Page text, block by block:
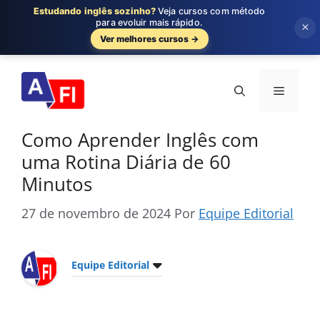
para
conteúdo
Menu
Como Aprender Inglês com
uma Rotina Diária de 60
Minutos
27 de novembro de 2024 Por Equipe Editorial
Equipe Editorial
Estudando inglês sozinho? Veja cursos com método
para evoluir mais rápido.
Ver melhores cursos →
×